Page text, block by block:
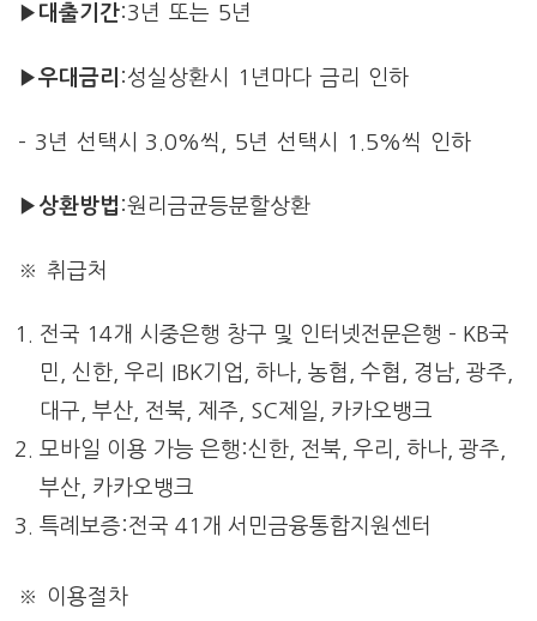
▶대출기간:3년 또는 5년
▶우대금리 :성실상환시 1년마다 금리 인하
– 3년 선택시 3.0%씩, 5년 선택시 1.5%씩 인하
▶상환방법 :원리금균등분할상환
※ 취급처
전국 14개 시중은행 창구 및 인터넷전문은행 – KB국
민, 신한, 우리 IBK기업, 하나, 농협, 수협, 경남, 광주,
대구, 부산, 전북, 제주, SC제일, 카카오뱅크
모바일 이용 가능 은행:신한, 전북, 우리, 하나, 광주,
부산, 카카오뱅크
특례보증:전국 41개 서민금융통합지원센터
※ 이용절차